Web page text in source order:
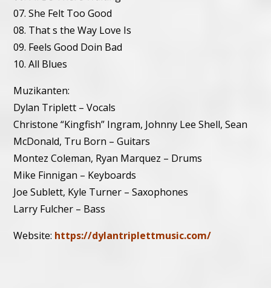
07. She Felt Too Good
08. That s the Way Love Is
09. Feels Good Doin Bad
10. All Blues
Muzikanten:
Dylan Triplett – Vocals
Christone “Kingfish” Ingram, Johnny Lee Shell, Sean
McDonald, Tru Born – Guitars
Montez Coleman, Ryan Marquez – Drums
Mike Finnigan – Keyboards
Joe Sublett, Kyle Turner – Saxophones
Larry Fulcher – Bass
Website: https://dylantriplettmusic.com/